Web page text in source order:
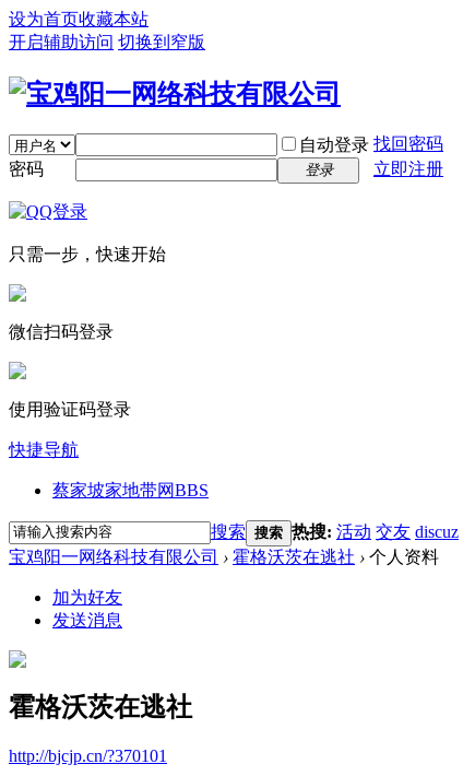
设为首页收藏本站
开启辅助访问 切换到窄版
自动登录 找回密码
密码
登录 立即注册
只需一步，快速开始
微信扫码登录
使用验证码登录
快捷导航
蔡家坡家地带网BBS
搜索 搜索 热搜: 活动 交友 discuz
宝鸡阳一网络科技有限公司 › 霍格沃茨在逃社 › 个人资料
加为好友
发送消息
霍格沃茨在逃社
http://bjcjp.cn/?370101